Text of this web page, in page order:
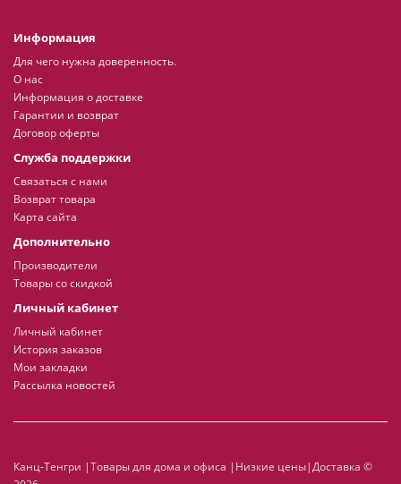
Информация
Для чего нужна доверенность.
О нас
Информация о доставке
Гарантии и возврат
Договор оферты
Служба поддержки
Связаться с нами
Возврат товара
Карта сайта
Дополнительно
Производители
Товары со скидкой
Личный кабинет
Личный кабинет
История заказов
Мои закладки
Рассылка новостей
Канц-Тенгри |Товары для дома и офиса |Низкие цены|Доставка ©